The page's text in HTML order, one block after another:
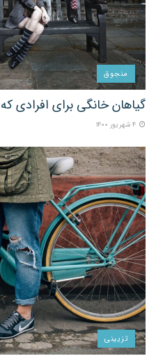
منجوق
گیاهان خانگی برای افرادی
تزیینی